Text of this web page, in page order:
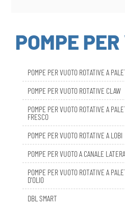
POMPE
POMPE PER VUOTO ROTATIVE A
POMPE PER VUOTO ROTATIVE CLAW
POMPE PER VUOTO ROTATIVE A
FRESCO
POMPE PER VUOTO ROTATIVE A LOBI
POMPE PER VUOTO A CANALE
POMPE PER VUOTO ROTATIVE A
D’OLIO
DBL SMART